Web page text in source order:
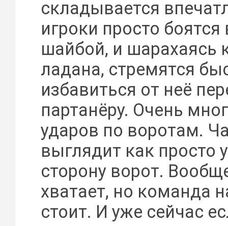
складывается
игроки просто боятся
шайбой, и шарахаясь
ладана, стремятся
избавиться от неё
партанёру. Очень
ударов по воротам.
выглядит как просто
сторону ворот.
хватает, но команда
стоит. И уже сейчас